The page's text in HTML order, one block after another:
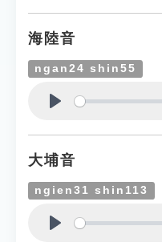
海陸音
ngan24 shin55
大埔音
ngien31 shin113